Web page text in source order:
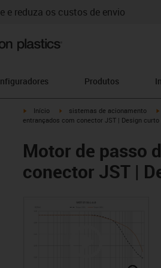
e reduza os custos de envio
Produtos
igus-icon-arrow-right
Início igus-icon-arrow-right
sistemas de acionamento
entrançados com conector JST | Design curto
Motor de passo
conector JST |